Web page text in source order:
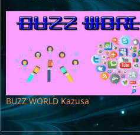
BUZZ WORLD Kazusa